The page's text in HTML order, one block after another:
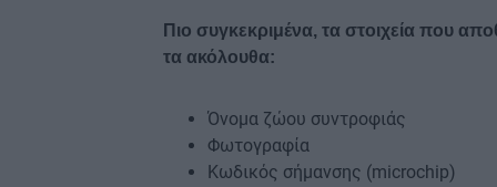
Πιο συγκεκριμένα, τα στοιχεία που
τα ακόλουθα:
Όνομα ζώου συντροφιάς
Φωτογραφία
Κωδικός σήμανσης (microchip)